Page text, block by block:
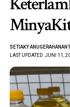
LAST UPDATED: JUNI 11,
SETIAKY